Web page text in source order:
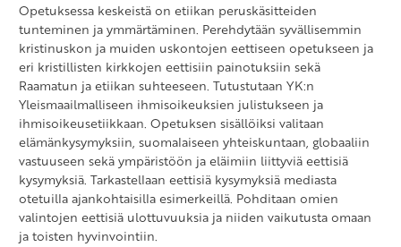
Opetuksessa keskeistä on etiikan peruskäsitteiden
tunteminen ja ymmärtäminen. Perehdytään syvällisemmin
kristinuskon ja muiden uskontojen eettiseen opetukseen ja
eri kristillisten kirkkojen eettisiin painotuksiin sekä
Raamatun ja etiikan suhteeseen. Tutustutaan YK:n
Yleismaailmalliseen ihmisoikeuksien julistukseen ja
ihmisoikeusetiikkaan. Opetuksen sisällöiksi valitaan
elämänkysymyksiin, suomalaiseen yhteiskuntaan, globaaliin
vastuuseen sekä ympäristöön ja eläimiin liittyviä eettisiä
kysymyksiä. Tarkastellaan eettisiä kysymyksiä mediasta
otetuilla ajankohtaisilla esimerkeillä. Pohditaan omien
valintojen eettisiä ulottuvuuksia ja niiden vaikutusta omaan
ja toisten hyvinvointiin.